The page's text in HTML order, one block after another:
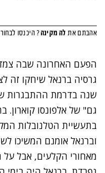
הפעם האחרונה שבה צמד
שנה בדרמת ההתבגרות
גם" של אלפונסו קוארון.
וברנאל אומנם המשיכו
מאחורי הקלעים, אבל